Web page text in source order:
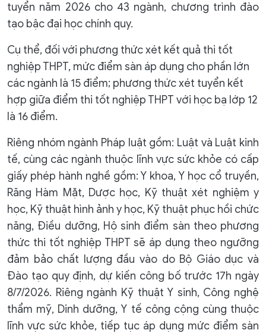
tuyển năm 2026 cho 43 ngành, chương trình đào
tạo bậc đại học chính quy.
Cụ thể, đối với phương thức xét kết quả thi tốt
nghiệp THPT, mức điểm sàn áp dụng cho phần lớn
các ngành là 15 điểm; phương thức xét tuyển kết
hợp giữa điểm thi tốt nghiệp THPT với học bạ lớp 12
là 16 điểm.
Riêng nhóm ngành Pháp luật gồm: Luật và Luật kinh
tế, cùng các ngành thuộc lĩnh vực sức khỏe có cấp
giấy phép hành nghề gồm: Y khoa, Y học cổ truyền,
Răng Hàm Mặt, Dược học, Kỹ thuật xét nghiệm y
học, Kỹ thuật hình ảnh y học, Kỹ thuật phục hồi chức
năng, Điều dưỡng, Hộ sinh điểm sàn theo phương
thức thi tốt nghiệp THPT sẽ áp dụng theo ngưỡng
đảm bảo chất lượng đầu vào do Bộ Giáo dục và
Đào tạo quy định, dự kiến công bố trước 17h ngày
8/7/2026. Riêng ngành Kỹ thuật Y sinh, Công nghệ
thẩm mỹ, Dinh dưỡng, Y tế công cộng cùng thuộc
lĩnh vực sức khỏe, tiếp tục áp dụng mức điểm sàn